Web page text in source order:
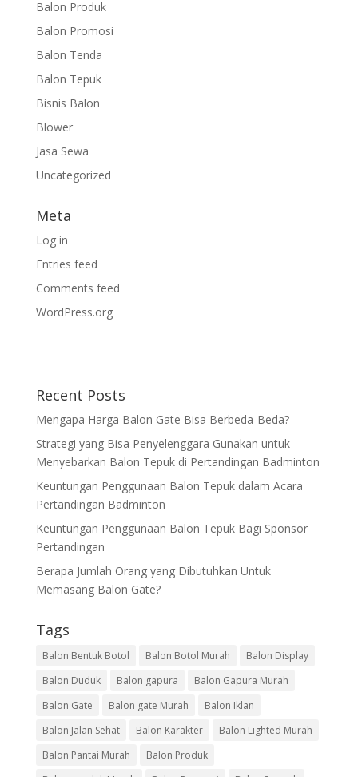
Balon Produk
Balon Promosi
Balon Tenda
Balon Tepuk
Bisnis Balon
Blower
Jasa Sewa
Uncategorized
Meta
Log in
Entries feed
Comments feed
WordPress.org
Recent Posts
Mengapa Harga Balon Gate Bisa Berbeda-Beda?
Strategi yang Bisa Penyelenggara Gunakan untuk
Menyebarkan Balon Tepuk di Pertandingan Badminton
Keuntungan Penggunaan Balon Tepuk dalam Acara
Pertandingan Badminton
Keuntungan Penggunaan Balon Tepuk Bagi Sponsor
Pertandingan
Berapa Jumlah Orang yang Dibutuhkan Untuk
Memasang Balon Gate?
Tags
Balon Bentuk Botol Balon Botol Murah
Balon Display
Balon Duduk
Balon gapura
Balon Gapura Murah
Balon Gate
Balon gate Murah
Balon Iklan
Balon Jalan Sehat
Balon Karakter
Balon Lighted Murah
Balon Pantai Murah
Balon Produk